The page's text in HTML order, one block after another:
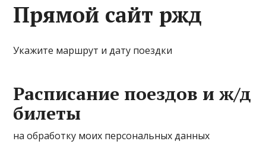
Прямой сайт ржд
Укажите маршрут и дату поездки
Расписание поездов и ж/д
билеты
на обработку моих персональных данных